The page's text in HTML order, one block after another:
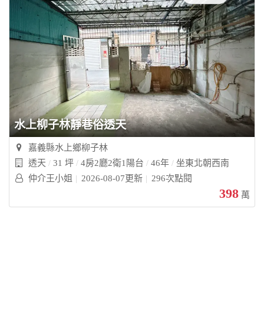
水上柳子林靜巷俗透天
嘉義縣水上鄉柳子林
透天
31 坪 4房2廳2衛1陽台 46年
坐東北朝西南
仲介王小姐
2026-08-07更新 296次點閱
398 萬